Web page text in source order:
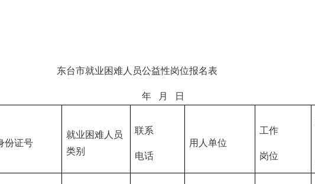
东台市就业困难人员公益性岗位报名表
年 月 日
份证号
就业困难人员
类别
联系
电话
用人单位
工作
岗位